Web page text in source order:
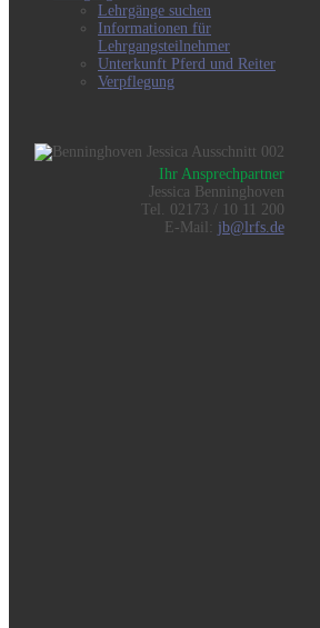
Lehrgänge suchen
Informationen für
Lehrgangsteilnehmer
Unterkunft Pferd und Reiter
Verpflegung
Ihr Ansprechpartner
Jessica Benninghoven
Tel. 02173 / 10 11 200
E-Mail: jb@lrfs.de